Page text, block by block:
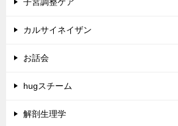
子宮調整ケア
カルサイネイザン
お話会
hugスチーム
解剖生理学